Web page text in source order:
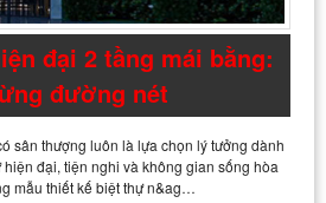
đại 2 tầng mái bằng:
đường nét
sân thượng luôn là lựa chọn lý tưởng dành
đại, tiện nghi và không gian sống hòa
mẫu thiết kế biệt thự n&ag…